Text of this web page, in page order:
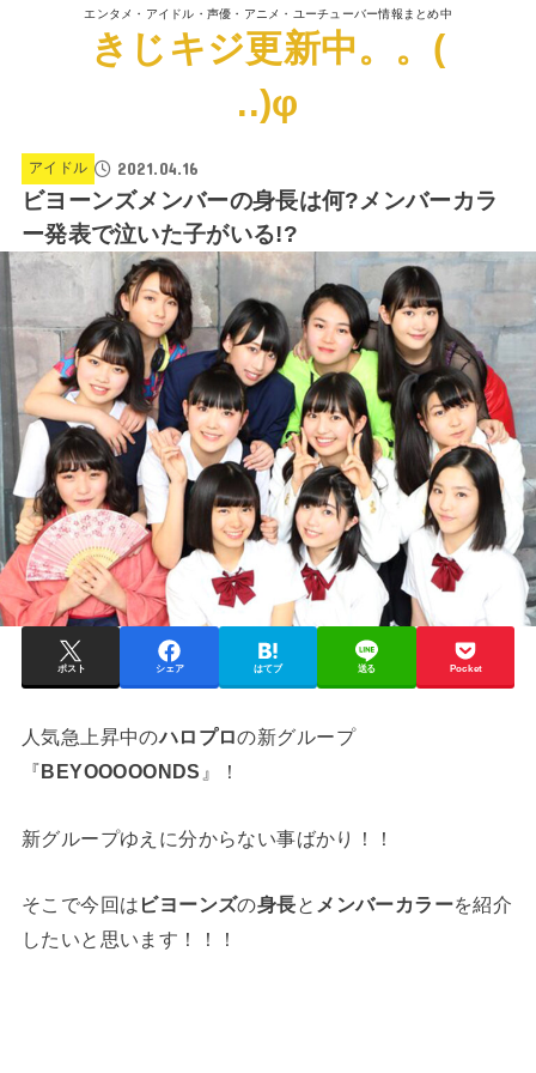
エンタメ・アイドル・声優・アニメ・ユーチューバー情報まとめ中
きじキジ更新中。。(
..)φ
アイドル 2021.04.16
ビヨーンズメンバーの身長は何?メンバーカラ
ー発表で泣いた子がいる!?
ポスト シェア はてブ 送る Pocket
人気急上昇中のハロプロの新グループ
『 BEYOOOOONDS 』！
新グループゆえに分からない事ばかり！！
そこで今回は ビヨーンズの身長と メンバーカラーを紹介
したいと思います！！！